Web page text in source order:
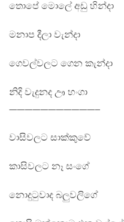
තොපේ මොලේ අඩු හින්දා
මනාප දීලා වැන්දා
ගෙවල්වලට ගෙන කැන්දා
නිදි වැදුනද ඌ හංගා
———————————–
වාසිවලට සාක්කුවේ
කාසිවලට නෑ සංගේ
නොදුටුවාද බලුවලිගේ